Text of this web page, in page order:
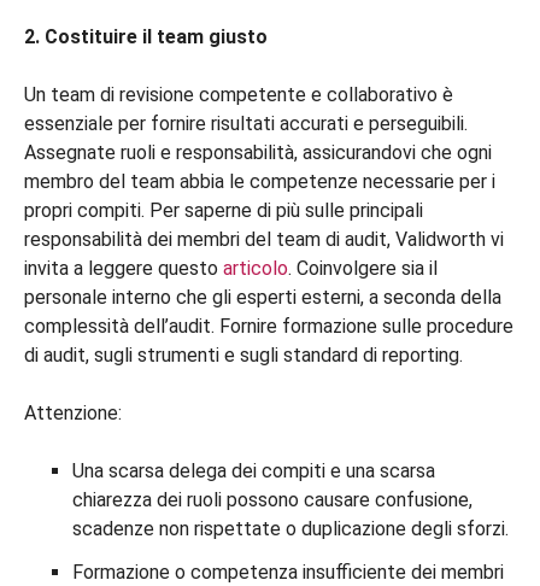
2. Costituire il team giusto
Un team di revisione competente e collaborativo è
essenziale per fornire risultati accurati e perseguibili.
Assegnate ruoli e responsabilità, assicurandovi che ogni
membro del team abbia le competenze necessarie per i
propri compiti. Per saperne di più sulle principali
responsabilità dei membri del team di audit, Validworth vi
invita a leggere questo articolo. Coinvolgere sia il
personale interno che gli esperti esterni, a seconda della
complessità dell’audit. Fornire formazione sulle procedure
di audit, sugli strumenti e sugli standard di reporting.
Attenzione:
Una scarsa delega dei compiti e una scarsa
chiarezza dei ruoli possono causare confusione,
scadenze non rispettate o duplicazione degli sforzi.
Formazione o competenza insufficiente dei membri